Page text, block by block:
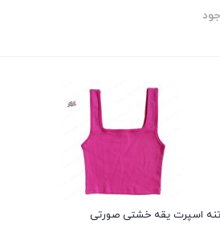
اسپرت یقه خشتی صورتی